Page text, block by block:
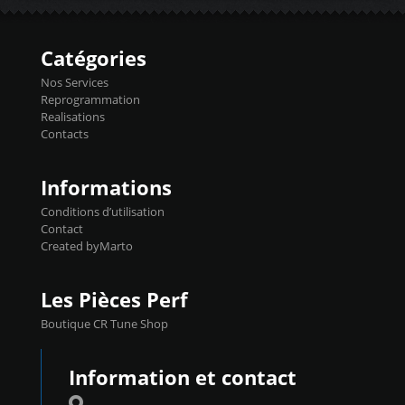
temperaturetemperature ldr moteurtemp
Injecteurs + Flashpro 1370€ TTC Le
précise et performante. Vous pourrez
basculer de la carto sans plomb à Ethanol à
l'aide du flashpro OPTION ECONOMIQUES
Reprog SP 98 sur le calculateur d'origine
450€ TTC Un gain d'environ 10cv et 15nm
Catégories
Nos Services
Reprogrammation
Realisations
Contacts
Informations
Conditions d’utilisation
Contact
Created byMarto
Les Pièces Perf
Boutique CR Tune Shop
Information et contact